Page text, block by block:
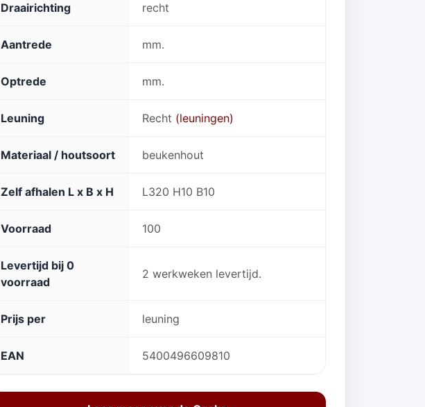
Draairichting recht
Aantrede mm.
Optrede mm.
Leuning Recht (leuningen)
Materiaal / houtsoort beukenhout
Zelf afhalen L x B x H L320 H10 B10
Voorraad 100
Levertijd bij 0
voorraad
2 werkweken levertijd.
Prijs per leuning
EAN 5400496609810